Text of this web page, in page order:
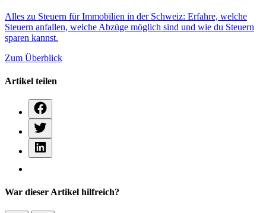
Alles zu Steuern für Immobilien in der Schweiz: Erfahre, welche
Steuern anfallen, welche Abzüge möglich sind und wie du Steuern
sparen kannst.
Zum Überblick
Artikel teilen
War dieser Artikel hilfreich?